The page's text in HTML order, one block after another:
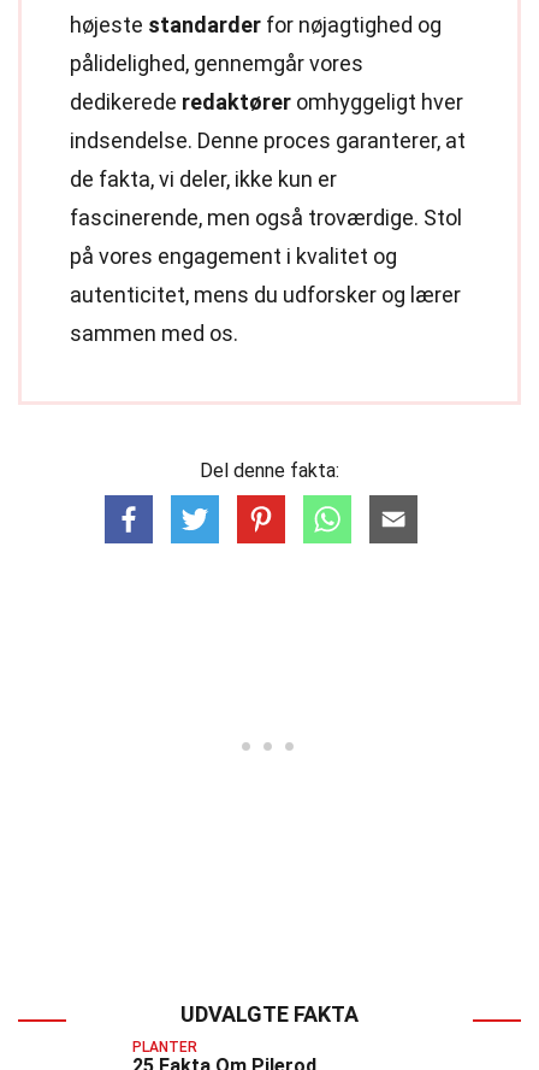
højeste standarder for nøjagtighed og
pålidelighed, gennemgår vores
dedikerede redaktører omhyggeligt hver
indsendelse. Denne proces garanterer, at
de fakta, vi deler, ikke kun er
fascinerende, men også troværdige. Stol
på vores engagement i kvalitet og
autenticitet, mens du udforsker og lærer
sammen med os.
Del denne fakta:
UDVALGTE FAKTA
PLANTER